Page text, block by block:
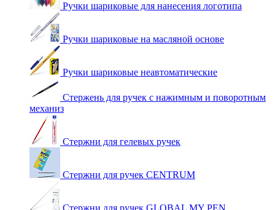
Ручки шариковые для нанесения логотипа
Ручки шариковые на масляной основе
Ручки шариковые неавтоматические
Стержень для ручек с нажимным и поворотным
механиз
Стержни для гелевых ручек
Стержни для ручек CENTRUM
Стержни для ручек GLOBAL MY PEN